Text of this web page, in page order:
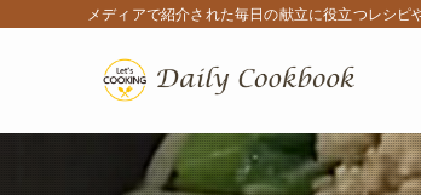
メディアで紹介された毎日の献立に役立つレシピ